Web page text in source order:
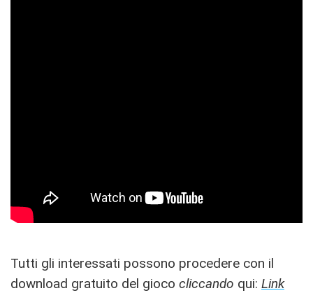
Tutti gli interessati possono procedere con il
download gratuito del gioco cliccando qui: Link